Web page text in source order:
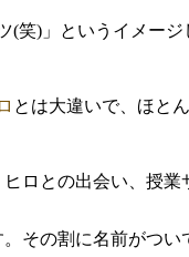
(笑)」というイメー
とは大違いで、ほと
ロとの出会い、授業
その割に名前がつい